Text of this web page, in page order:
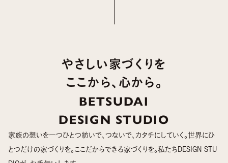
やさしい家づくりを
ここから、心から。
BETSUDAI
DESIGN STUDIO
家族の想いを一つひとつ紡いで、つないで、カタチにしていく。世界にひ
とつだけの家づくりを。ここだからできる家づくりを。私たちDESIGN STU